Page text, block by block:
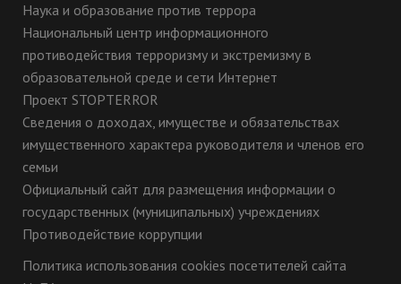
Наука и образование против террора
Национальный центр информационного
противодействия терроризму и экстремизму в
образовательной среде и сети Интернет
Проект STOPTERROR
Сведения о доходах, имуществе и обязательствах
имущественного характера руководителя и членов его
семьи
Официальный сайт для размещения информации о
государственных (муниципальных) учреждениях
Противодействие коррупции
Политика использования cookies посетителей сайта